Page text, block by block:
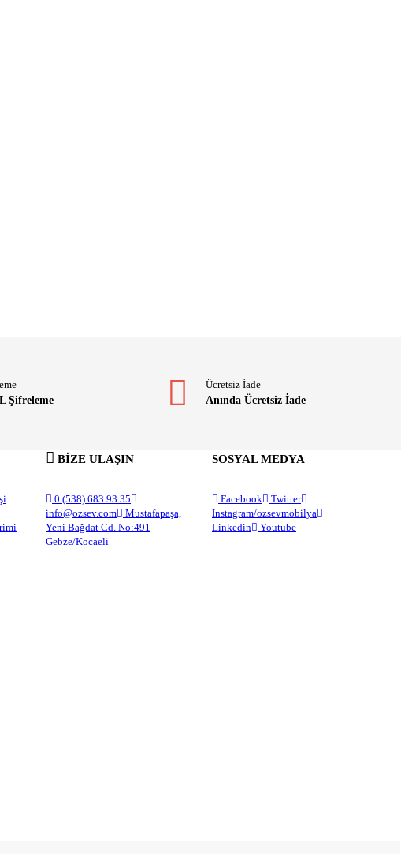
Şifreleme
Ücretsiz İade
Anında Ücretsiz İade
BİZE ULAŞIN
0 (538) 683 93 35
info@ozsev.com
Mustafapaşa,
Yeni Bağdat Cd. No:491
Gebze/Kocaeli
SOSYAL MEDYA
Facebook
Twitter
Instagram/ozsevmobilya
Linkedin
Youtube